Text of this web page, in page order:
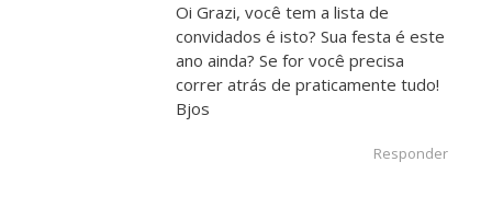
Oi Grazi, você tem a lista de
convidados é isto? Sua festa é este
ano ainda? Se for você precisa
correr atrás de praticamente tudo!
Bjos
Responder